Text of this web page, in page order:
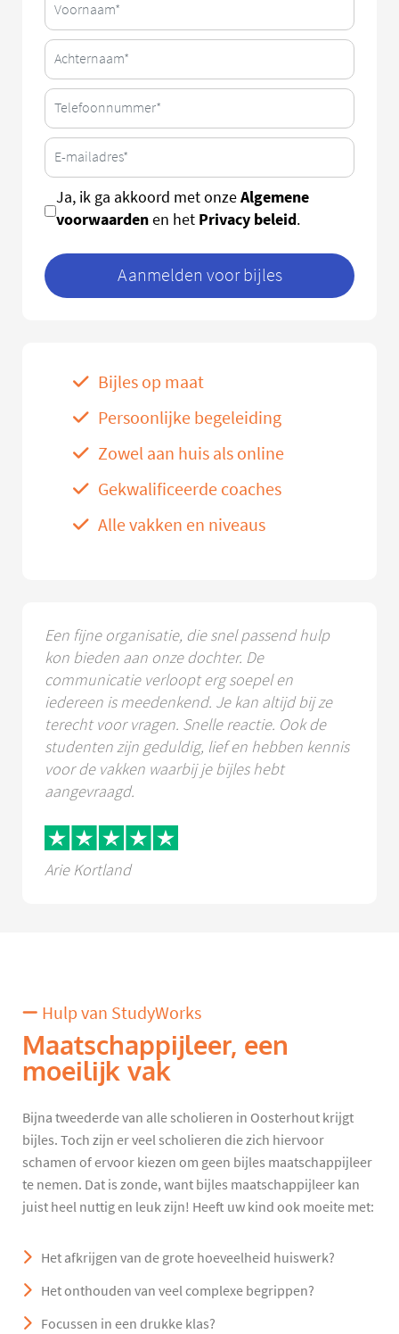
Ja, ik ga akkoord met onzeAlgemene
voorwaardenen het Privacy beleid.
Aanmelden voor bijles
Bijles op maat
Persoonlijke begeleiding
Zowel aan huis als online
Gekwalificeerde coaches
Alle vakken en niveaus
Een fijne organisatie, die snel passend hulp
kon bieden aan onze dochter. De
communicatie verloopt erg soepel en
iedereen is meedenkend. Je kan altijd bij ze
terecht voor vragen. Snelle reactie. Ook de
studenten zijn geduldig, lief en hebben kennis
voor de vakken waarbij je bijles hebt
aangevraagd.
Arie Kortland
Hulp van StudyWorks
Maatschappijleer, een
moeilijk vak
Bijna tweederde van alle scholieren in Oosterhout krijgt
bijles. Toch zijn er veel scholieren die zich hiervoor
schamen of ervoor kiezen om geen bijles maatschappijleer
te nemen. Dat is zonde, want bijles maatschappijleer kan
juist heel nuttig en leuk zijn! Heeft uw kind ook moeite met:
Het afkrijgen van de grote hoeveelheid huiswerk?
Het onthouden van veel complexe begrippen?
Focussen in een drukke klas?